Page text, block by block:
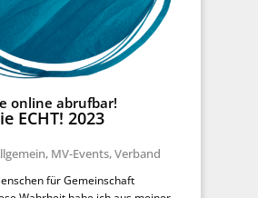
online abrufbar!
ECHT! 2023
, MV-Events,Verband
für Gemeinschaft